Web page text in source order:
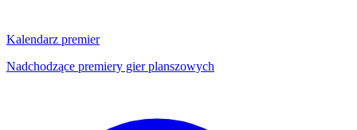
Kalendarz premier
Nadchodzące premiery gier planszowych